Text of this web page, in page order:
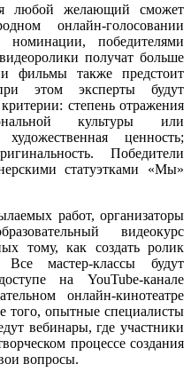
любой желающий сможет
онлайн-голосовании
победителями
получат больше
фильмы также предстоит
этом эксперты будут
степень отражения
культуры или
ценность;
Победители
статуэтками «Мы»
работ, организаторы
видеокурс
тому, как создать ролик
мастер-классы будут
на YouTube-канале
онлайн-кинотеатре
того, опытные специалисты
вебинары, где участники
процессе создания
вопросы.